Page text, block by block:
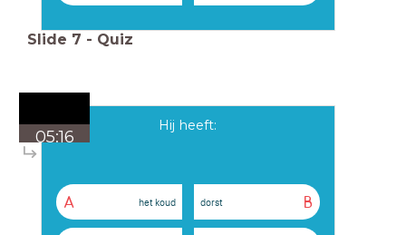
Slide 7 - Quiz
05:16
Hij heeft:
A het koud B
dorst